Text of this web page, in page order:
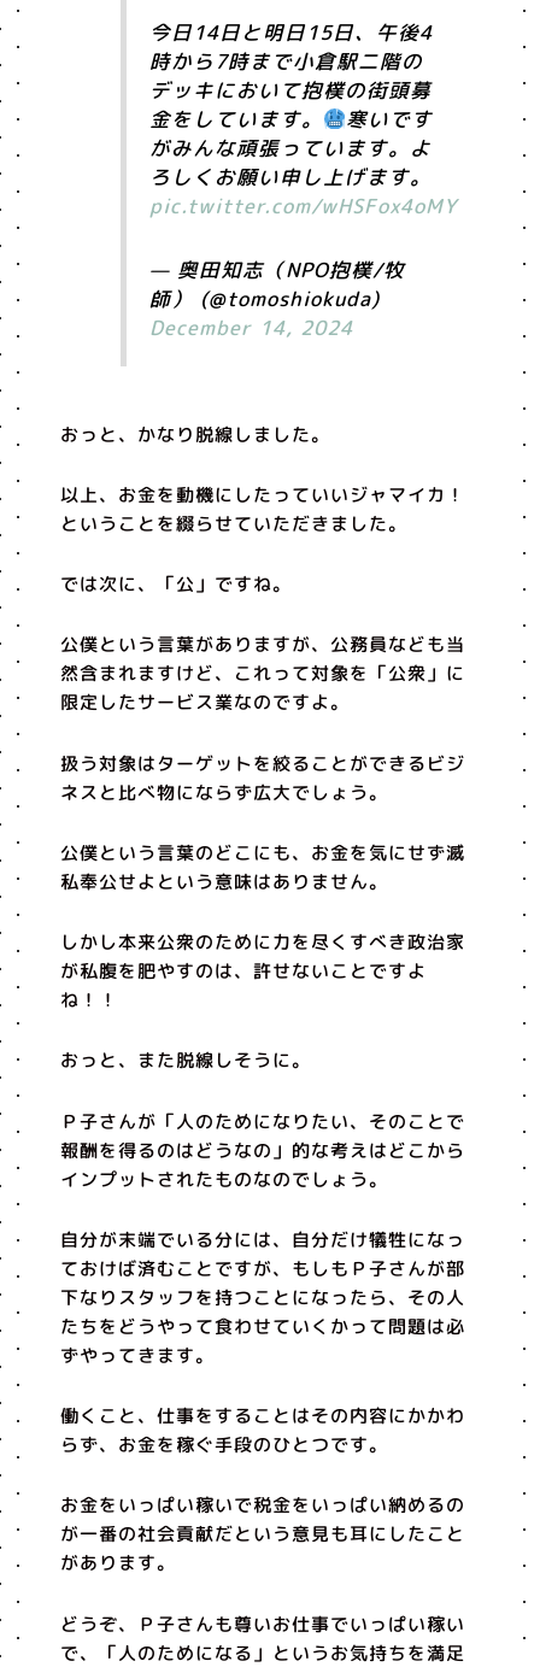
今日14日と明日15日、午後4
時から7時まで小倉駅二階の
デッキにおいて抱樸の街頭募
金をしています。
寒いです
がみんな頑張っています。よ
ろしくお願い申し上げます。
pic.twitter.com/wHSFox4oMY
— 奥田知志（NPO抱樸/牧
師） (@tomoshiokuda)
December 14, 2024
おっと、かなり脱線しました。
以上、お金を動機にしたっていいジャマイカ！
ということを綴らせていただきました。
では次に、「公」ですね。
公僕という言葉がありますが、公務員なども当
然含まれますけど、これって対象を「公衆」に
限定したサービス業なのですよ。
扱う対象はターゲットを絞ることができるビジ
ネスと比べ物にならず広大でしょう。
公僕という言葉のどこにも、お金を気にせず滅
私奉公せよという意味はありません。
しかし本来公衆のために力を尽くすべき政治家
が私腹を肥やすのは、許せないことですよ
ね！！
おっと、また脱線しそうに。
Ｐ子さんが「人のためになりたい、そのことで
報酬を得るのはどうなの」的な考えはどこから
インプットされたものなのでしょう。
自分が末端でいる分には、自分だけ犠牲になっ
ておけば済むことですが、もしもＰ子さんが部
下なりスタッフを持つことになったら、その人
たちをどうやって食わせていくかって問題は必
ずやってきます。
働くこと、仕事をすることはその内容にかかわ
らず、お金を稼ぐ手段のひとつです。
お金をいっぱい稼いで税金をいっぱい納めるの
が一番の社会貢献だという意見も耳にしたこと
があります。
どうぞ、Ｐ子さんも尊いお仕事でいっぱい稼い
で、「人のためになる」というお気持ちを満足